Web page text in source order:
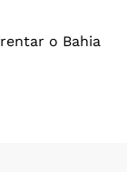
o Bahia